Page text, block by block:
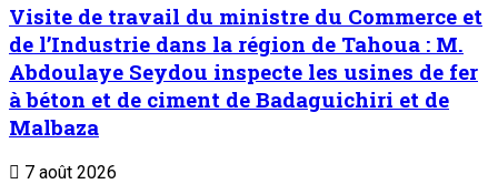
Visite de travail du ministre du Commerce et
de l’Industrie dans la région de Tahoua : M.
Abdoulaye Seydou inspecte les usines de fer
à béton et de ciment de Badaguichiri et de
Malbaza
7 août 2026